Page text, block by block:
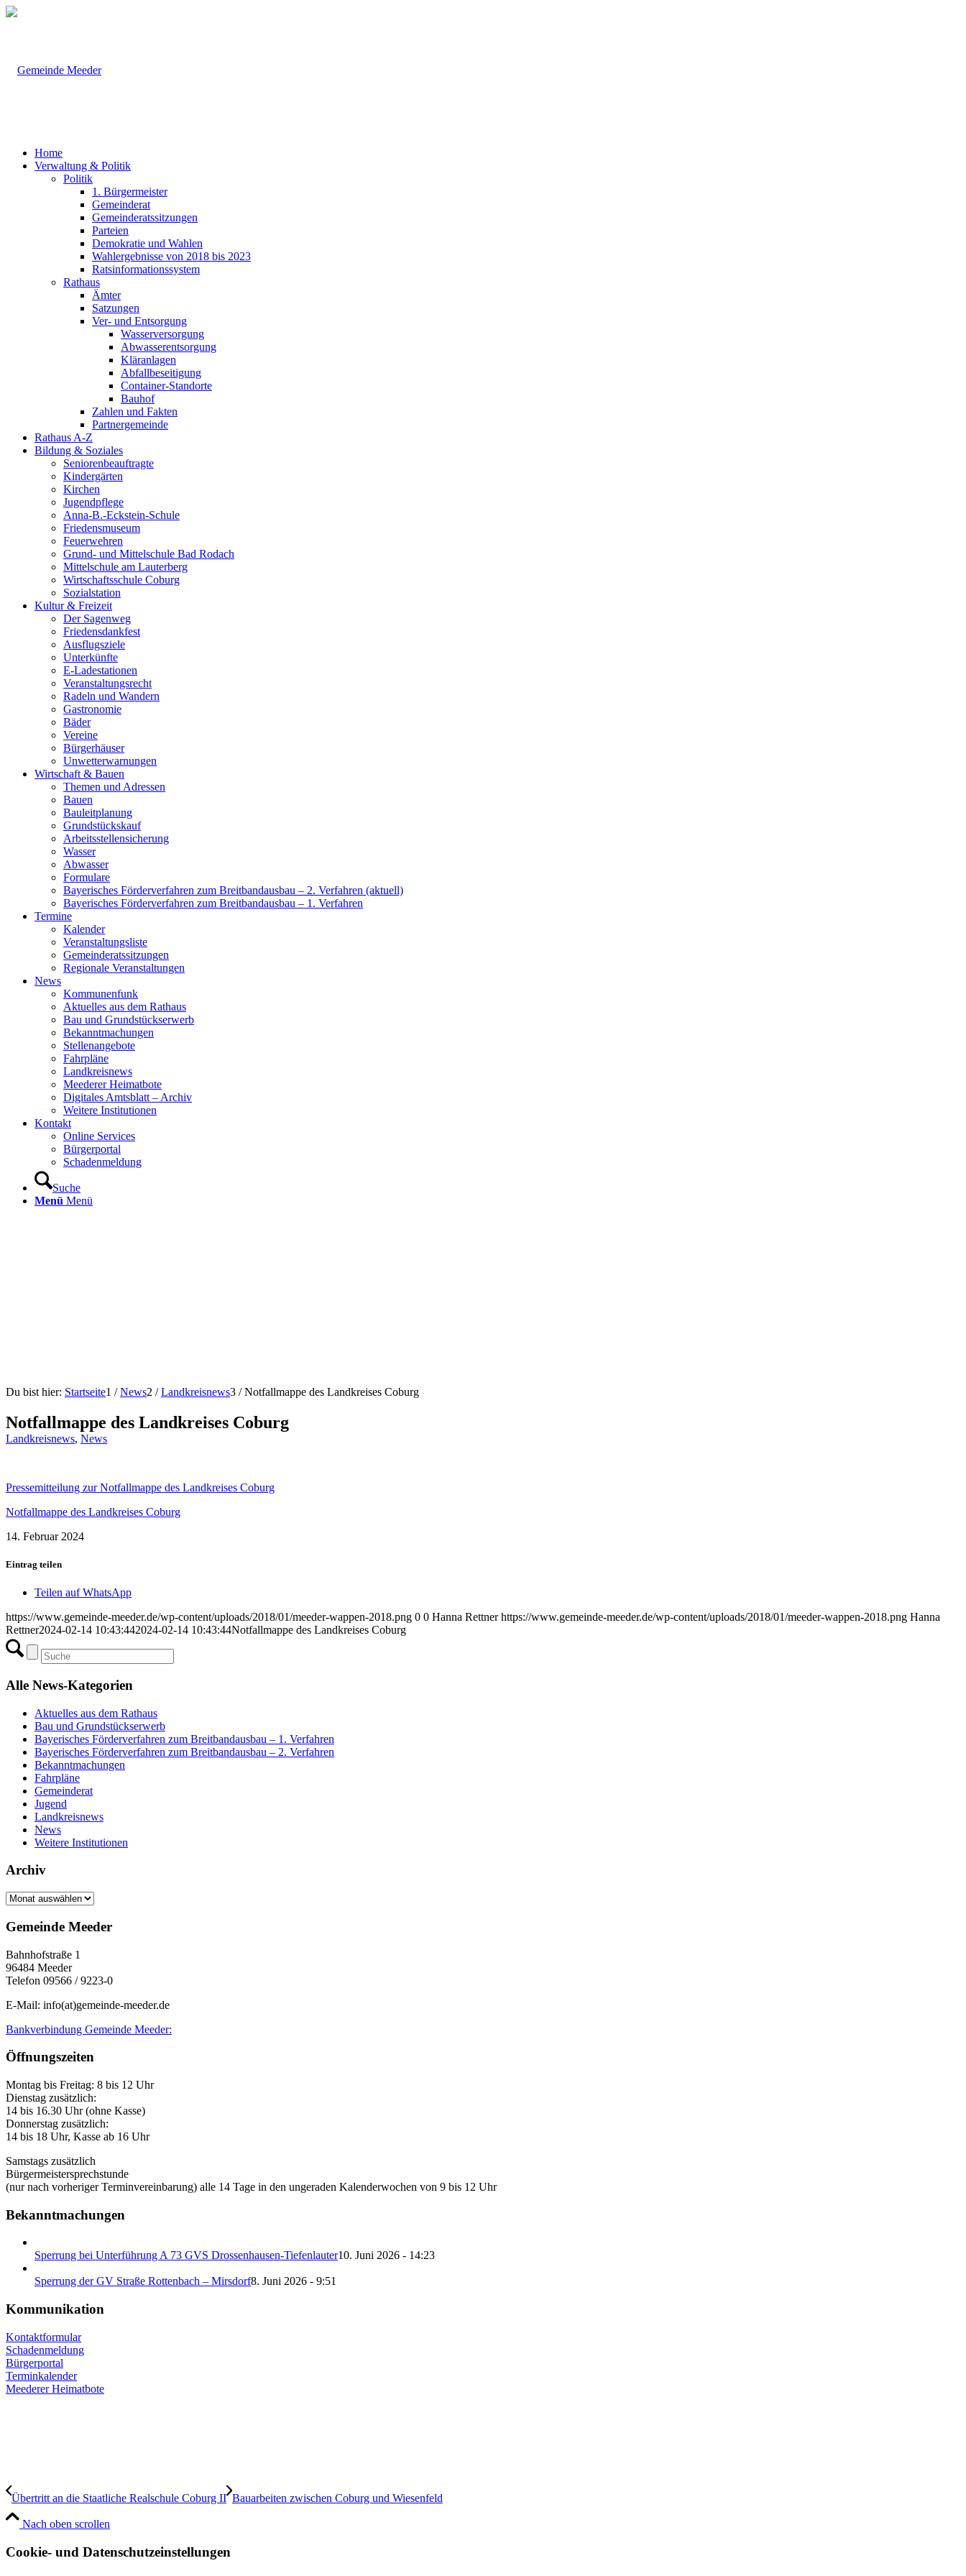
Home
Verwaltung & Politik
Politik
1. Bürgermeister
Gemeinderat
Gemeinderatssitzungen
Parteien
Demokratie und Wahlen
Wahlergebnisse von 2018 bis 2023
Ratsinformationssystem
Rathaus
Ämter
Satzungen
Ver- und Entsorgung
Wasserversorgung
Abwasserentsorgung
Kläranlagen
Abfallbeseitigung
Container-Standorte
Bauhof
Zahlen und Fakten
Partnergemeinde
Rathaus A-Z
Bildung & Soziales
Seniorenbeauftragte
Kindergärten
Kirchen
Jugendpflege
Anna-B.-Eckstein-Schule
Friedensmuseum
Feuerwehren
Grund- und Mittelschule Bad Rodach
Mittelschule am Lauterberg
Wirtschaftsschule Coburg
Sozialstation
Kultur & Freizeit
Der Sagenweg
Friedensdankfest
Ausflugsziele
Unterkünfte
E-Ladestationen
Veranstaltungsrecht
Radeln und Wandern
Gastronomie
Bäder
Vereine
Bürgerhäuser
Unwetterwarnungen
Wirtschaft & Bauen
Themen und Adressen
Bauen
Bauleitplanung
Grundstückskauf
Arbeitsstellensicherung
Wasser
Abwasser
Formulare
Bayerisches Förderverfahren zum Breitbandausbau – 2. Verfahren (aktuell)
Bayerisches Förderverfahren zum Breitbandausbau – 1. Verfahren
Termine
Kalender
Veranstaltungsliste
Gemeinderatssitzungen
Regionale Veranstaltungen
News
Kommunenfunk
Aktuelles aus dem Rathaus
Bau und Grundstückserwerb
Bekanntmachungen
Stellenangebote
Fahrpläne
Landkreisnews
Meederer Heimatbote
Digitales Amtsblatt – Archiv
Weitere Institutionen
Kontakt
Online Services
Bürgerportal
Schadenmeldung
Suche
Menü Menü
Du bist hier: Startseite1 / News2 / Landkreisnews3 / Notfallmappe des Landkreises Coburg
Notfallmappe des Landkreises Coburg
Landkreisnews, News
Pressemitteilung zur Notfallmappe des Landkreises Coburg
Notfallmappe des Landkreises Coburg
14. Februar 2024
Eintrag teilen
Teilen auf WhatsApp
https://www.gemeinde-meeder.de/wp-content/uploads/2018/01/meeder-wappen-2018.png 0 0 Hanna Rettner https://www.gemeinde-meeder.de/wp-content/uploads/2018/01/meeder-wappen-2018.png Hanna
Rettner2024-02-14 10:43:442024-02-14 10:43:44Notfallmappe des Landkreises Coburg
Alle News-Kategorien
Aktuelles aus dem Rathaus
Bau und Grundstückserwerb
Bayerisches Förderverfahren zum Breitbandausbau – 1. Verfahren
Bayerisches Förderverfahren zum Breitbandausbau – 2. Verfahren
Bekanntmachungen
Fahrpläne
Gemeinderat
Jugend
Landkreisnews
News
Weitere Institutionen
Archiv
Archiv
Gemeinde Meeder
Bahnhofstraße 1
96484 Meeder
Telefon 09566 / 9223-0
E-Mail: info(at)gemeinde-meeder.de
Bankverbindung Gemeinde Meeder:
Öffnungszeiten
Montag bis Freitag: 8 bis 12 Uhr
Dienstag zusätzlich:
14 bis 16.30 Uhr (ohne Kasse)
Donnerstag zusätzlich:
14 bis 18 Uhr, Kasse ab 16 Uhr
Samstags zusätzlich
Bürgermeistersprechstunde
(nur nach vorheriger Terminvereinbarung) alle 14 Tage in den ungeraden Kalenderwochen von 9 bis 12 Uhr
Bekanntmachungen
Sperrung bei Unterführung A 73 GVS Drossenhausen-Tiefenlauter10. Juni 2026 - 14:23
Sperrung der GV Straße Rottenbach – Mirsdorf8. Juni 2026 - 9:51
Kommunikation
Kontaktformular
Schadenmeldung
Bürgerportal
Terminkalender
Meederer Heimatbote
Übertritt an die Staatliche Realschule Coburg II Bauarbeiten zwischen Coburg und Wiesenfeld
Nach oben scrollen
Cookie- und Datenschutzeinstellungen